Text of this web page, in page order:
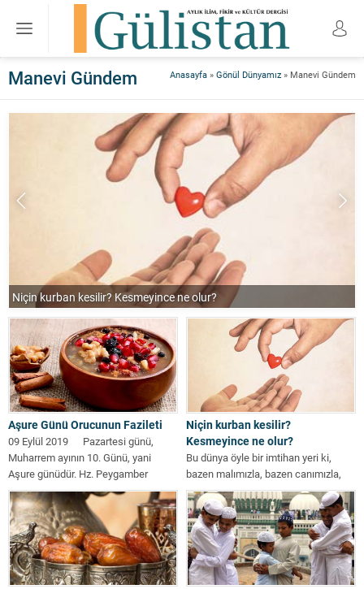
Anasayfa » Gönül Dünyamız » Manevi Gündem
Manevi Gündem
Niçin kurban kesilir? Kesmeyince ne olur?
Aşure Günü Orucunun Fazileti
09 Eylül 2019 Pazartesi günü,
Muharrem ayının 10. Günü, yani
Aşure günüdür. Hz. Peygamber
sallallahu...
Niçin kurban kesilir?
Kesmeyince ne olur?
Bu dünya öyle bir imtihan yeri ki,
bazen malımızla, bazen canımızla,
bazen de sevdiklerimizle imtihan...